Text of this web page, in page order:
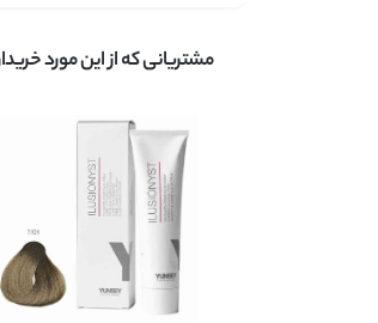
مشتریانی که از این مورد